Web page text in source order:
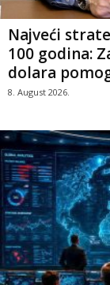
Najveći
100 godina:
dolara
8. August 2026.